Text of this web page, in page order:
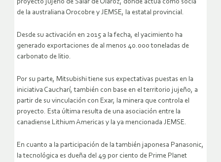
proyecto jujeño de Salar de Olaroz, donde actúa como socia
de la australiana Orocobre y JEMSE, la estatal provincial.
Desde su activación en 2015 a la fecha, el yacimiento ha
generado exportaciones de al menos 40.000 toneladas de
carbonato de litio.
Por su parte, Mitsubishi tiene sus expectativas puestas en la
iniciativa Caucharí, también con base en el territorio jujeño, a
partir de su vinculación con Exar, la minera que controla el
proyecto. Esta última resulta de una asociación entre la
canadiense Lithium Americas y la ya mencionada JEMSE.
En cuanto a la participación de la también japonesa Panasonic,
la tecnológica es dueña del 49 por ciento de Prime Planet